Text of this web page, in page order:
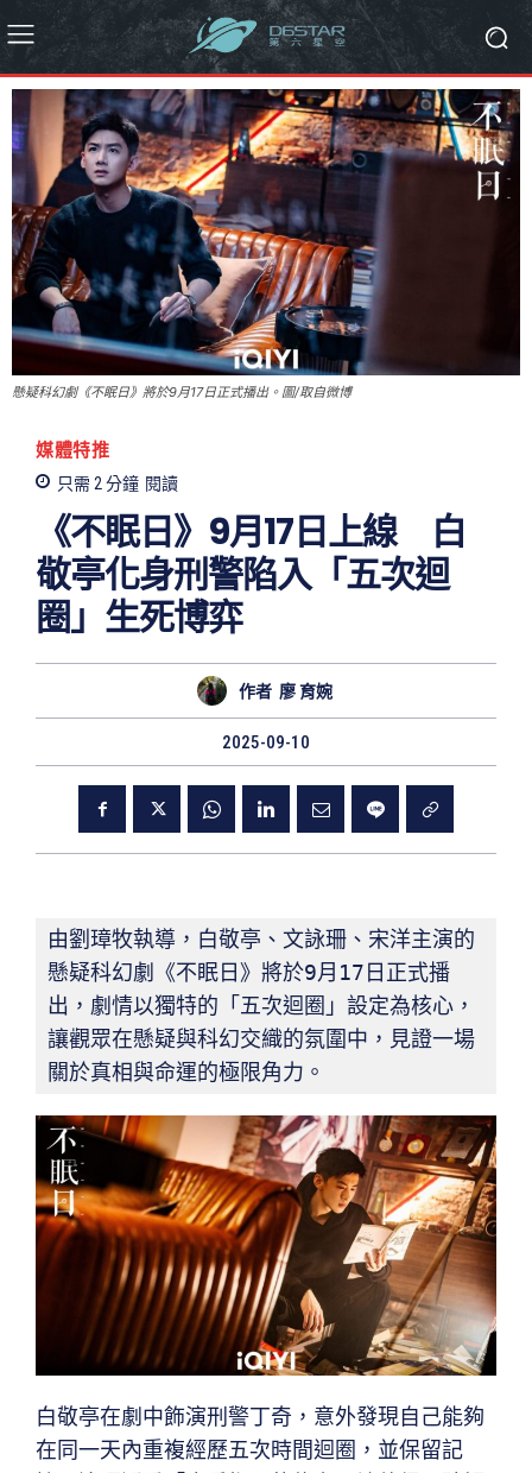
懸疑科幻劇《不眠日》將於9月17日正式播出。圖/取自微博
媒體特推
只需 2分鐘 閱讀
《不眠日》9月17日上線 白
敬亭化身刑警陷入「五次迴
圈」生死博弈
作者 廖 育婉
2025-09-10
由劉璋牧執導，白敬亭、文詠珊、宋洋主演的
懸疑科幻劇《不眠日》將於9月17日正式播
出，劇情以獨特的「五次迴圈」設定為核心，
讓觀眾在懸疑與科幻交織的氛圍中，見證一場
關於真相與命運的極限角力。
白敬亭在劇中飾演刑警丁奇，意外發現自己能夠
在同一天內重複經歷五次時間迴圈，並保留記